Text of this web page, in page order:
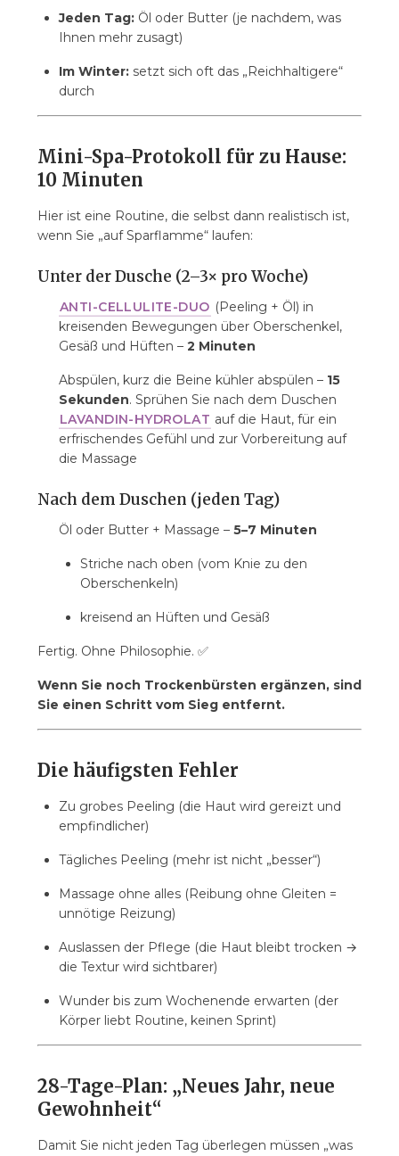
Jeden Tag: Öl oder Butter (je nachdem, was
Ihnen mehr zusagt)
Im Winter: setzt sich oft das „Reichhaltigere“
durch
Mini-Spa-Protokoll für zu Hause:
10 Minuten
Hier ist eine Routine, die selbst dann realistisch ist,
wenn Sie „auf Sparflamme“ laufen:
Unter der Dusche (2–3× pro Woche)
ANTI-CELLULITE-DUO (Peeling + Öl) in
kreisenden Bewegungen über Oberschenkel,
Gesäß und Hüften – 2 Minuten
Abspülen, kurz die Beine kühler abspülen – 15
Sekunden. Sprühen Sie nach dem Duschen
LAVANDIN-HYDROLAT auf die Haut, für ein
erfrischendes Gefühl und zur Vorbereitung auf
die Massage
Nach dem Duschen (jeden Tag)
Öl oder Butter + Massage – 5–7 Minuten
Striche nach oben (vom Knie zu den
Oberschenkeln)
kreisend an Hüften und Gesäß
Fertig. Ohne Philosophie. ✅
Wenn Sie noch Trockenbürsten ergänzen, sind
Sie einen Schritt vom Sieg entfernt.
Die häufigsten Fehler
Zu grobes Peeling (die Haut wird gereizt und
empfindlicher)
Tägliches Peeling (mehr ist nicht „besser“)
Massage ohne alles (Reibung ohne Gleiten =
unnötige Reizung)
Auslassen der Pflege (die Haut bleibt trocken →
die Textur wird sichtbarer)
Wunder bis zum Wochenende erwarten (der
Körper liebt Routine, keinen Sprint)
28-Tage-Plan: „Neues Jahr, neue
Gewohnheit“
Damit Sie nicht jeden Tag überlegen müssen „was